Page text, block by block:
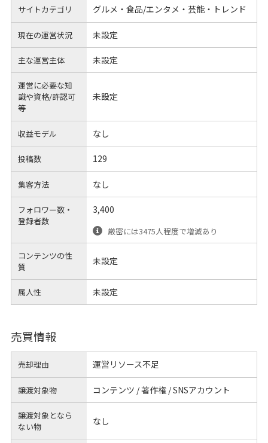
サイトカテゴリ グルメ・食品/エンタメ・芸能・トレンド
現在の運営状況 未設定
主な運営主体 未設定
運営に必要な知
識や資格/許認可
等
未設定
収益モデル なし
投稿数 129
集客方法 なし
フォロワー数・
登録者数
3,400
厳密には3475人程度で増減あり
コンテンツの性
質
未設定
属人性 未設定
売買情報
売却理由 運営リソース不足
譲渡対象物 コンテンツ / 著作権 / SNSアカウント
譲渡対象となら
ない物
なし